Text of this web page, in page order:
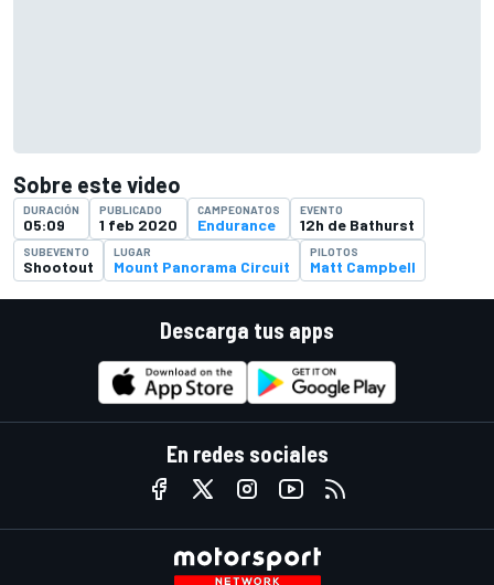
Sobre este video
DURACIÓN
05:09
PUBLICADO
1 feb 2020
CAMPEONATOS
Endurance
EVENTO
12h de Bathurst
SUBEVENTO
Shootout
LUGAR
Mount Panorama Circuit
PILOTOS
Matt Campbell
Descarga tus apps
En redes sociales